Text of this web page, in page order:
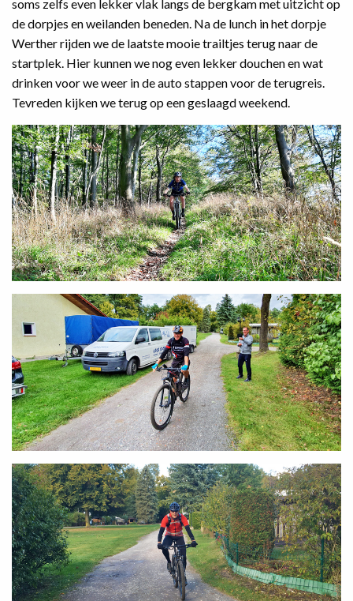
soms zelfs even lekker vlak langs de bergkam met uitzicht op
de dorpjes en weilanden beneden. Na de lunch in het dorpje
Werther rijden we de laatste mooie trailtjes terug naar de
startplek. Hier kunnen we nog even lekker douchen en wat
drinken voor we weer in de auto stappen voor de terugreis.
Tevreden kijken we terug op een geslaagd weekend.